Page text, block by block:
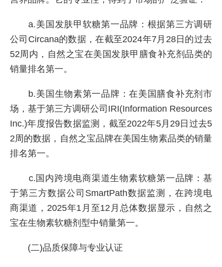
a.美国发肤甲软糖第一品牌：根据第三方调研
公司Circana的数据，在截至2024年7月28日的过去
52周内，自然之宝在美国发肤甲膳食补充剂品类的
销量排名第一。
b.美国生物素第一品牌：在美国膳食补充剂市
场，基于第三方调研公司IRI(Information Resources
Inc.)年度报告数据监测，截至2022年5月29日过去5
2周的数据，自然之宝品牌在美国生物素品类的销量
排名第一。
c.国内跨境电商渠道生物素软糖第一品牌：基
于第三方数据公司SmartPath数据监测，在跨境电
商渠道，2025年1月至12月总体数据显示，自然之
宝在生物素软糖剂型中销量第一。
(二)品质保障与专业认证